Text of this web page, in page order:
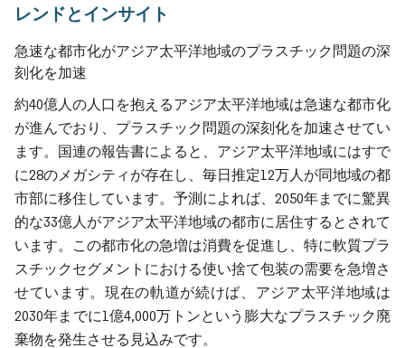
レンドとインサイト
急速な都市化がアジア太平洋地域のプラスチック問題の深
刻化を加速
約40億人の人口を抱えるアジア太平洋地域は急速な都市化
が進んでおり、プラスチック問題の深刻化を加速させてい
ます。国連の報告書によると、アジア太平洋地域にはすで
に28のメガシティが存在し、毎日推定12万人が同地域の都
市部に移住しています。予測によれば、2050年までに驚異
的な33億人がアジア太平洋地域の都市に居住するとされて
います。この都市化の急増は消費を促進し、特に軟質プラ
スチックセグメントにおける使い捨て包装の需要を急増さ
せています。現在の軌道が続けば、アジア太平洋地域は
2030年までに1億4,000万トンという膨大なプラスチック廃
棄物を発生させる見込みです。